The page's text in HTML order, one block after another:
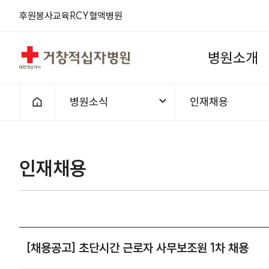
후원봉사교육 RCY혈액병원
거창적십자병원 병원소개
홈으로
병원소식 인재채용
인재채용
[채용공고] 초단시간 근로자 사무보조원 1차 채용